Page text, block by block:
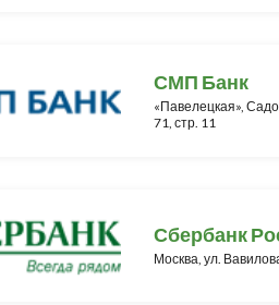
СМП Банк
«Павелецкая»,
71, стр. 11
Сбербанк
Москва, ул.